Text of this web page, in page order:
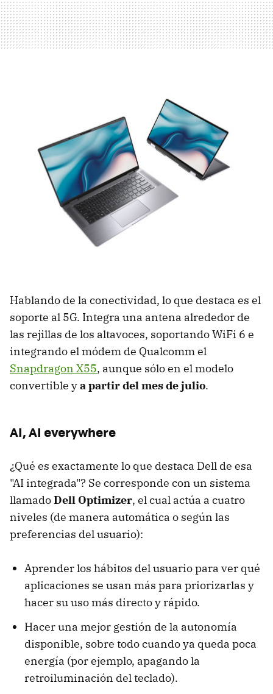
Hablando de la conectividad, lo que destaca es el
soporte al 5G. Integra una antena alrededor de
las rejillas de los altavoces, soportando WiFi 6 e
integrando el módem de Qualcomm el
Snapdragon X55, aunque sólo en el modelo
convertible ya partir del mes de julio.
AI, AI everywhere
¿Qué es exactamente lo que destaca Dell de esa
"AI integrada"? Se corresponde con un sistema
llamadoDell Optimizer, el cual actúa a cuatro
niveles (de manera automática o según las
preferencias del usuario):
Aprender los hábitos del usuario para ver qué
aplicaciones se usan más para priorizarlas y
hacer su uso más directo y rápido.
Hacer una mejor gestión de la autonomía
disponible, sobre todo cuando ya queda poca
energía (por ejemplo, apagando la
retroiluminación del teclado).